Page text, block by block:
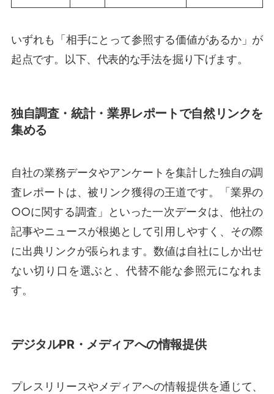
いずれも「相手にとって参照する価値があるか」が
起点です。以下、代表的な手法を掘り下げます。
独自調査・統計・業界レポートで自然リンクを
集める
自社の業務データやアンケートを集計した独自の調
査レポートは、被リンク獲得の王道です。「業界の
○○に関する調査」といった一次データは、他社の
記事やニュースが根拠として引用しやすく、その際
に出典リンクが張られます。数値は自社にしか出せ
ない切り口を選ぶと、代替不能な参照元になれま
す。
デジタルPR・メディアへの情報提供
プレスリリースやメディアへの情報提供を通じて、